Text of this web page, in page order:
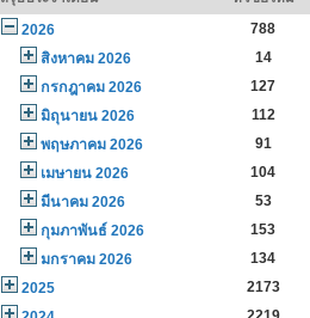
2026
788
สิงหาคม 2026
14
กรกฎาคม 2026
127
มิถุนายน 2026
112
พฤษภาคม 2026
91
เมษายน 2026
104
มีนาคม 2026
53
กุมภาพันธ์ 2026
153
มกราคม 2026
134
2025
2173